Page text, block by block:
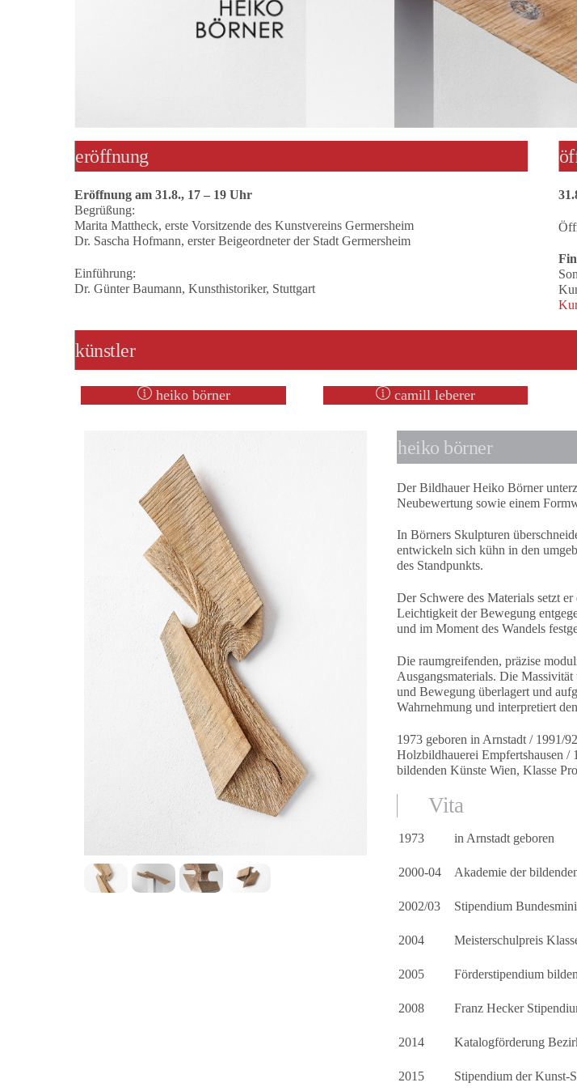
eröffnung
Eröffnung am 31.8., 17 – 19 Uhr
Begrüßung:
Marita Mattheck, erste Vorsitzende des Kunstvereins Germersheim
Dr. Sascha Hofmann, erster Beigeordneter der Stadt Germersheim
Einführung:
Dr. Günter Baumann, Kunsthistoriker, Stuttgart
künstler
heiko börner camill leberer
heiko börner
Der Bildhauer Heiko Börner
Neubewertung sowie einem
In Börners Skulpturen
entwickeln sich kühn in den
des Standpunkts.
Der Schwere des Materials setzt
Leichtigkeit der Bewegung
und im Moment des Wandels
Die raumgreifenden, präzise
Ausgangsmaterials. Die
und Bewegung überlagert und
Wahrnehmung und interpretiert
1973 geboren in Arnstadt / 1991/
Holzbildhauerei Empfertshausen
bildenden Künste Wien, Klasse
Vita
1973 in Arnstadt geboren
2000-04 Akademie der
2002/03 Stipendium
2004 Meisterschulpreis
2005 Förderstipendium
2008 Franz Hecker
2014 Katalogförderung
2015 Stipendium der Kunst-